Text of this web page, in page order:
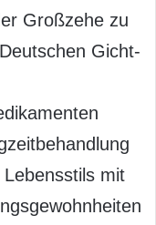
Großzehe zu
Gicht-
mit